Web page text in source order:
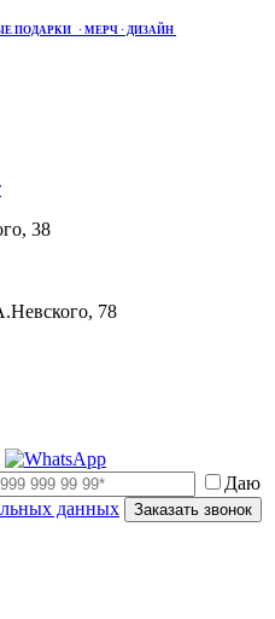
ПОДАРКИ · МЕРЧ · ДИЗАЙН
38
78
Даю
данных Заказать звонок